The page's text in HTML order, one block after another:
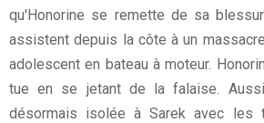
qu'Honorine se remette de sa
assistent depuis la côte à un
adolescent en bateau à moteur.
tue en se jetant de la falaise.
désormais isolée à Sarek avec les